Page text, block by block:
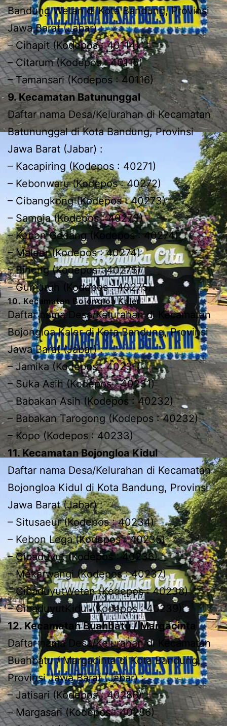
Bandung Wetan di Kota Bandung, Provinsi
Jawa Barat (Jabar) :
– Cihapit (Kodepos : 40114)
– Citarum (Kodepos : 40115)
– Tamansari (Kodepos : 40116)
9. Kecamatan Batununggal
Daftar nama Desa/Kelurahan di Kecamatan
Batununggal di Kota Bandung, Provinsi
Jawa Barat (Jabar) :
– Kacapiring (Kodepos : 40271)
– Kebonwaru (Kodepos : 40272)
– Cibangkong (Kodepos : 40273)
– Samoja (Kodepos : 40273)
– Kebon Gedang (Kodepos : 40274)
– Maleer (Kodepos : 40274)
– Binong (Kodepos : 40275)
– Gumuruh (Kodepos : 40275)
10. Kecamatan Bojongloa Kaler
Daftar nama Desa/Kelurahan di Kecamatan
Bojongloa Kaler di Kota Bandung, Provinsi
Jawa Barat (Jabar) :
– Jamika (Kodepos : 40231)
– Suka Asih (Kodepos : 40231)
– Babakan Asih (Kodepos : 40232)
– Babakan Tarogong (Kodepos : 40232)
– Kopo (Kodepos : 40233)
11. Kecamatan Bojongloa Kidul
Daftar nama Desa/Kelurahan di Kecamatan
Bojongloa Kidul di Kota Bandung, Provinsi
Jawa Barat (Jabar) :
– Situsaeur (Kodepos : 40234)
– Kebon Lega (Kodepos : 40235)
– Cibaduyut (Kodepos : 40236)
– Mekarwangi (Kodepos : 40237)
– CibaduyutWetan (Kodepos : 40238)
– CibaduyutKidul (Kodepos : 40239)
12. Kecamatan Buahbatu / Margacinta
Daftar nama Desa/Kelurahan di Kecamatan
Buahbatu / Margacinta di Kota Bandung,
Provinsi Jawa Barat (Jabar) :
– Jatisari (Kodepos : 40286)
– Margasari (Kodepos : 40286)